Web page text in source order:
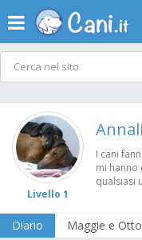
Livello 1
I cani
mi
qualsiasi
Diario Maggie e Otto